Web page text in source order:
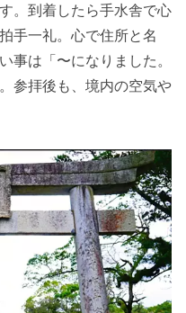
。到着したら手水舎で心
手一礼。心で住所と名
事は「〜になりました。
参拝後も、境内の空気や